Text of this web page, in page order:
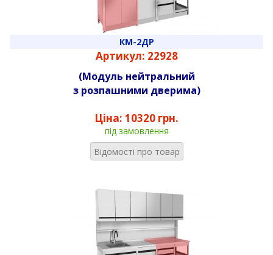
КМ-2ДР
Артикул: 22928
(Модуль нейтральний
з розпашними дверима)
Ціна: 10320 грн.
під замовлення
Відомості про товар